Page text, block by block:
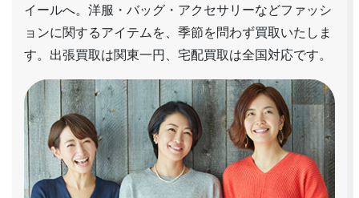
イールへ。洋服・バッグ・アクセサリーなどファッシ
ョンに関するアイテムを、季節を問わず買取いたしま
す。出張買取は関東一円、宅配買取は全国対応です。